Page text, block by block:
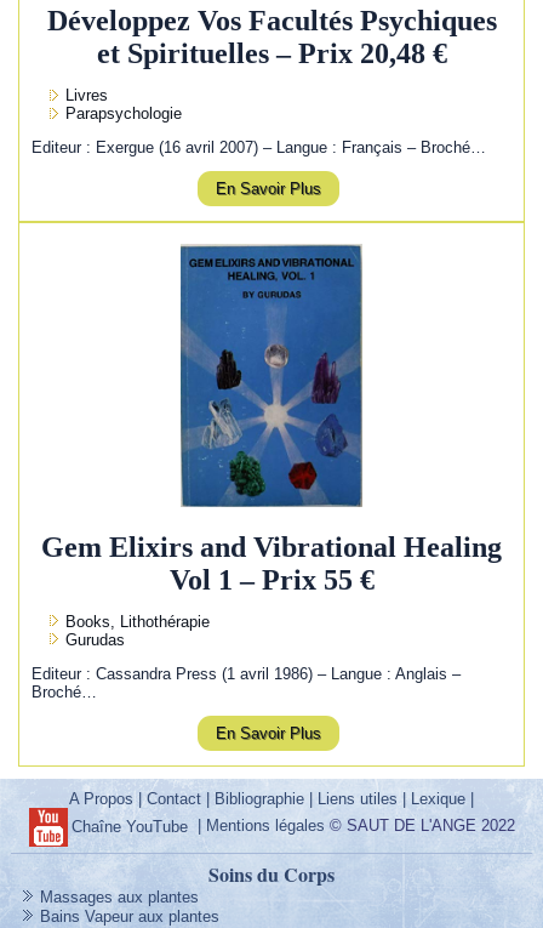
Développez Vos Facultés Psychiques
et Spirituelles – Prix 20,48 €
Livres
Parapsychologie
Editeur : Exergue (16 avril 2007) – Langue : Français – Broché…
En Savoir Plus
Gem Elixirs and Vibrational Healing
Vol 1 – Prix 55 €
Books, Lithothérapie
Gurudas
Editeur : Cassandra Press (1 avril 1986) – Langue : Anglais –
Broché…
En Savoir Plus
A Propos |Contact | Bibliographie | Liens utiles| Lexique |
Chaîne YouTube| Mentions légales © SAUT DE L'ANGE 2022
Soins du Corps
Massages aux plantes
Bains Vapeur aux plantes